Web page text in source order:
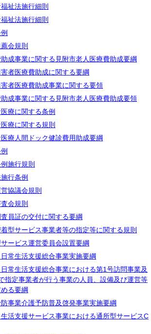
祉法施行細則
祉法施行細則
会規則
成事業に関する見附市老人医療費助成要綱
者医療費助成に関する要綱
者医療費助成事業に関する要領
成事業に関する見附市老人医療費助成要領
療に関する条例
療に関する規則
療人間ドック健診費用助成要綱
施行規則
行条例
協議会規則
会規則
員証の交付に関する要綱
型サービス事業者等の指定等に関する規則
ービス運営委員会設置要綱
常生活支援総合事業実施要綱
常生活支援総合事業における第1号訪問事業及
指定事業者が行う事業の人員、設備及び運営等
る要綱
事業介護予防普及啓発事業実施要綱
活支援サービス事業における通所型サービスC